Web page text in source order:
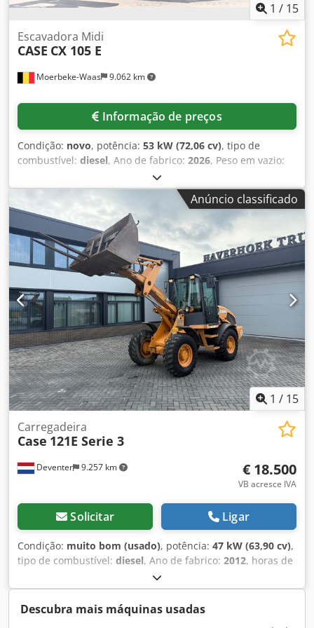
1 / 15
Moerbeke-Waas 9.062 km
Escavadora Midi
CASE CX 105 E
Informação de preços
Condição: novo, potência: 53 kW (72,06 cv), tipo de
combustível: diesel, Ano de fabrico: 2026, Peso em vazio:
9.780 kg Para obter mais informações, entre em contato
com a equipe de vendas da KEY-TEC. Chjdezrrw Aopfx Ag
Anúncio classificado
1 / 15
Deventer 9.257 km
Carregadeira
Case 121E Serie 3
€ 18.500
VB acresce IVA
Solicitar Ligar
Condição: muito bom (usado), potência: 47 kW (63,90 cv),
tipo de combustível: diesel, Ano de fabrico: 2012, horas de
, = Outras opções e acessórios = -
Controlo com 2 pedais - Cabina fechada = Observações =
CASE 121E Série 3 – Ano de fabrico: 2012 – 1.060 horas de
funcionamento Retroescavadora CASE 121E Série 3, ano de
Descubra mais máquinas usadas